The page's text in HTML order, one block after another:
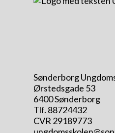
Sønderborg
Ørstedsgade 53
6400 Sønderborg
Tlf. 88724432
CVR 29189773